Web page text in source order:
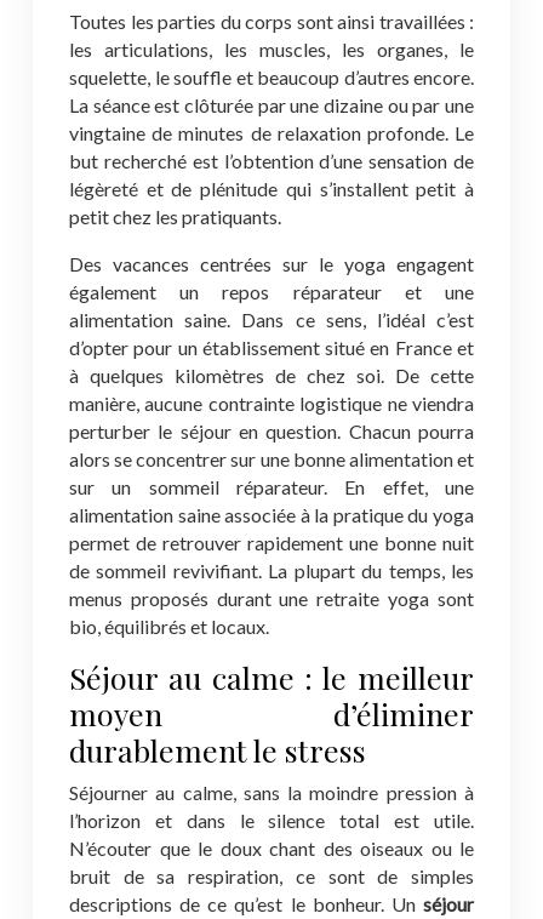
Toutes les parties du corps sont ainsi travaillées :
les articulations, les muscles, les organes, le
squelette, le souffle et beaucoup d’autres encore.
La séance est clôturée par une dizaine ou par une
vingtaine de minutes de relaxation profonde. Le
but recherché est l’obtention d’une sensation de
légèreté et de plénitude qui s’installent petit à
petit chez les pratiquants.
Des vacances centrées sur le yoga engagent
également un repos réparateur et une
alimentation saine. Dans ce sens, l’idéal c’est
d’opter pour un établissement situé en France et
à quelques kilomètres de chez soi. De cette
manière, aucune contrainte logistique ne viendra
perturber le séjour en question. Chacun pourra
alors se concentrer sur une bonne alimentation et
sur un sommeil réparateur. En effet, une
alimentation saine associée à la pratique du yoga
permet de retrouver rapidement une bonne nuit
de sommeil revivifiant. La plupart du temps, les
menus proposés durant une retraite yoga sont
bio, équilibrés et locaux.
Séjour au calme : le meilleur
moyen d’éliminer
durablement le stress
Séjourner au calme, sans la moindre pression à
l’horizon et dans le silence total est utile.
N’écouter que le doux chant des oiseaux ou le
bruit de sa respiration, ce sont de simples
descriptions de ce qu’est le bonheur. Un séjour